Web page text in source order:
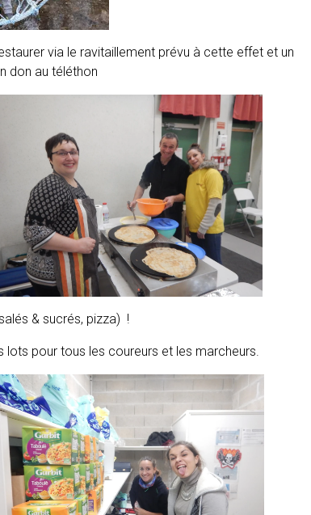
via le ravitaillement prévu à cette effet et un
don au téléthon
& sucrés, pizza) !
pour tous les coureurs et les marcheurs.